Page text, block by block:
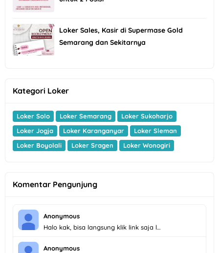
Loker Sales, Kasir di Supermase Gold
Semarang dan Sekitarnya
Kategori Loker
Loker Solo Loker Semarang
Loker Sukoharjo
Loker Jogja
Loker Karanganyar
Loker Sleman
Loker Boyolali
Loker Sragen Loker Wonogiri
Komentar Pengunjung
Anonymous
Halo kak, bisa langsung klik link saja l…
Anonymous